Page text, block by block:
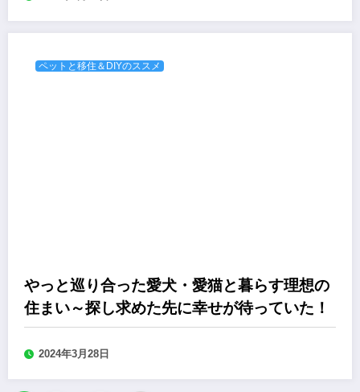
ペットと移住＆DIYのススメ
やっと巡り合った愛犬・愛猫と暮らす理想の
住まい～探し求めた先に幸せが待っていた！
2024年3月28日